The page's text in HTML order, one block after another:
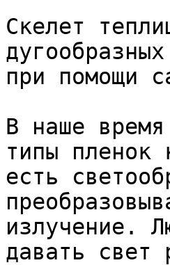
Скелет
при помощи
В наше время
типы пленок
есть
излучение.
давать свет